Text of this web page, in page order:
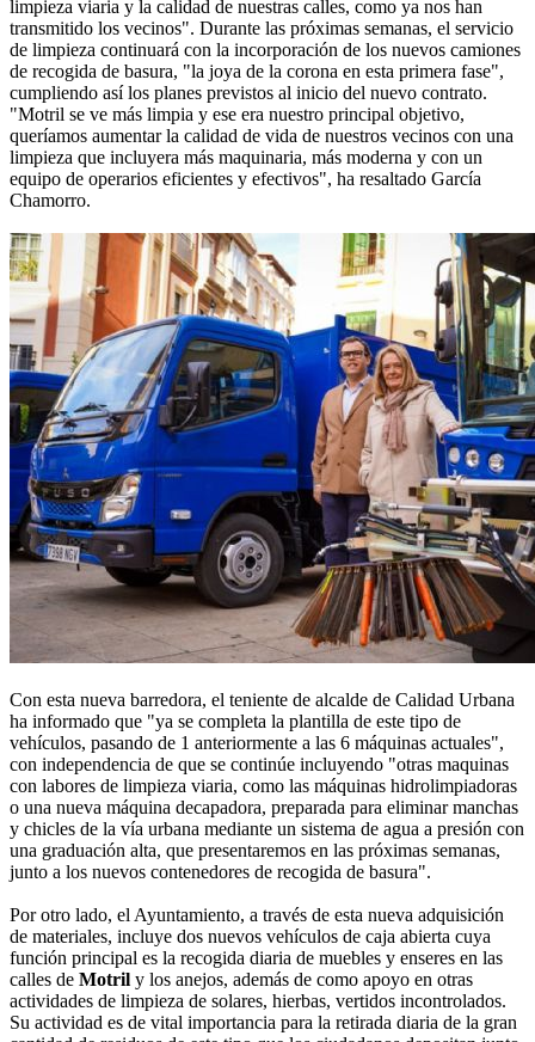
limpieza viaria y la calidad de nuestras calles, como ya nos han
transmitido los vecinos". Durante las próximas semanas, el servicio
de limpieza continuará con la incorporación de los nuevos camiones
de recogida de basura, "la joya de la corona en esta primera fase",
cumpliendo así los planes previstos al inicio del nuevo contrato.
"Motril se ve más limpia y ese era nuestro principal objetivo,
queríamos aumentar la calidad de vida de nuestros vecinos con una
limpieza que incluyera más maquinaria, más moderna y con un
equipo de operarios eficientes y efectivos", ha resaltado García
Chamorro.
Con esta nueva barredora, el teniente de alcalde de Calidad Urbana
ha informado que "ya se completa la plantilla de este tipo de
vehículos, pasando de 1 anteriormente a las 6 máquinas actuales",
con independencia de que se continúe incluyendo "otras maquinas
con labores de limpieza viaria, como las máquinas hidrolimpiadoras
o una nueva máquina decapadora, preparada para eliminar manchas
y chicles de la vía urbana mediante un sistema de agua a presión con
una graduación alta, que presentaremos en las próximas semanas,
junto a los nuevos contenedores de recogida de basura".
Por otro lado, el Ayuntamiento, a través de esta nueva adquisición
de materiales, incluye dos nuevos vehículos de caja abierta cuya
función principal es la recogida diaria de muebles y enseres en las
calles de Motril y los anejos, además de como apoyo en otras
actividades de limpieza de solares, hierbas, vertidos incontrolados.
Su actividad es de vital importancia para la retirada diaria de la gran